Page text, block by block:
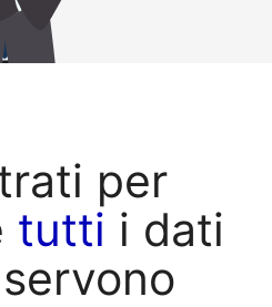
per
tutti i dati